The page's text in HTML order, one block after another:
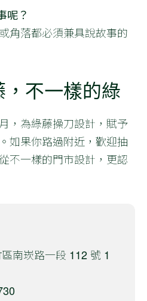
呢？
角落都必須兼具說故事的
不一樣的綠
，為綠藤操刀設計，賦予
如果你路過附近，歡迎抽
不一樣的門市設計，更認
南崁路一段 112 號 1